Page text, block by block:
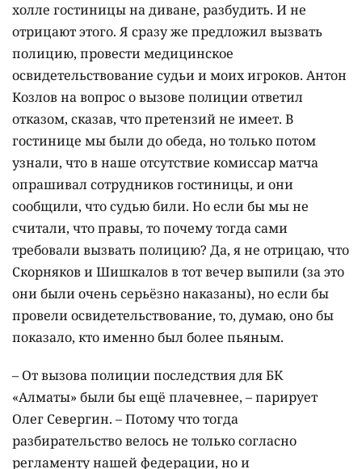
холле гостиницы на диване, разбудить. И не
отрицают этого. Я сразу же предложил вызвать
полицию, провести медицинское
освидетельствование судьи и моих игроков. Антон
Козлов на вопрос о вызове полиции ответил
отказом, сказав, что претензий не имеет. В
гостинице мы были до обеда, но только потом
узнали, что в наше отсутствие комиссар матча
опрашивал сотрудников гостиницы, и они
сообщили, что судью били. Но если бы мы не
считали, что правы, то почему тогда сами
требовали вызвать полицию? Да, я не отрицаю, что
Скорняков и Шишкалов в тот вечер выпили (за это
они были очень серьёзно наказаны), но если бы
провели освидетельствование, то, думаю, оно бы
показало, кто именно был более пьяным.
– От вызова полиции последствия для БК
«Алматы» были бы ещё плачевнее, – парирует
Олег Севергин. – Потому что тогда
разбирательство велось не только согласно
регламенту нашей федерации, но и